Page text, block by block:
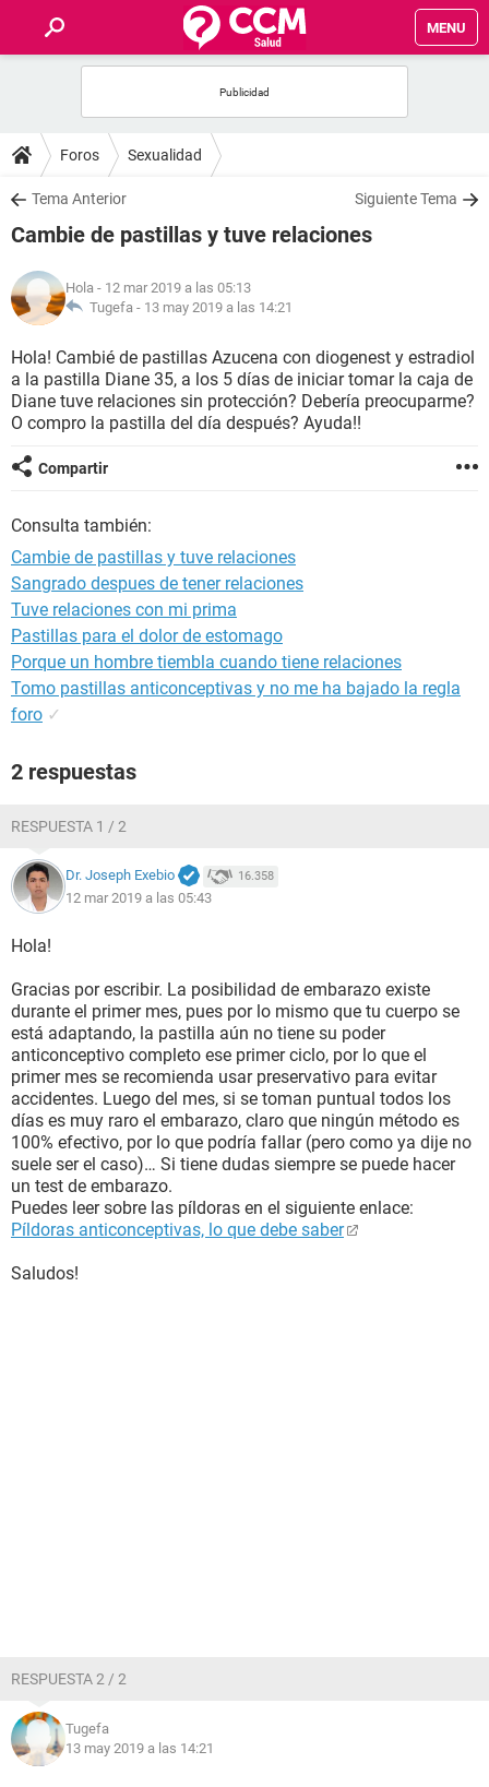
MENU
FOROS
SALUD
NUTRICIÓN
BIENESTAR
SEXUALIDAD
GLOSARIO
Foros Sexualidad
Tema Anterior Siguiente Tema
Cambie de pastillas y tuve relaciones
Hola - 12 mar 2019 a las 05:13
Tugefa - 13 may 2019 a las 14:21
Hola! Cambié de pastillas Azucena con diogenest y estradiol
a la pastilla Diane 35, a los 5 días de iniciar tomar la caja de
Diane tuve relaciones sin protección? Debería preocuparme?
O compro la pastilla del día después? Ayuda!!
Compartir
Consulta también:
Cambie de pastillas y tuve relaciones
Sangrado despues de tener relaciones
Tuve relaciones con mi prima
Pastillas para el dolor de estomago
Porque un hombre tiembla cuando tiene relaciones
Tomo pastillas anticonceptivas y no me ha bajado la regla
foro ✓
2 respuestas
RESPUESTA 1 / 2
Dr. Joseph Exebio 16.358
12 mar 2019 a las 05:43
Hola!
Gracias por escribir. La posibilidad de embarazo existe
durante el primer mes, pues por lo mismo que tu cuerpo se
está adaptando, la pastilla aún no tiene su poder
anticonceptivo completo ese primer ciclo, por lo que el
primer mes se recomienda usar preservativo para evitar
accidentes. Luego del mes, si se toman puntual todos los
días es muy raro el embarazo, claro que ningún método es
100% efectivo, por lo que podría fallar (pero como ya dije no
suele ser el caso)… Si tiene dudas siempre se puede hacer
un test de embarazo.
Puedes leer sobre las píldoras en el siguiente enlace:
Píldoras anticonceptivas, lo que debe saber
Saludos!
RESPUESTA 2 / 2
Tugefa
13 may 2019 a las 14:21